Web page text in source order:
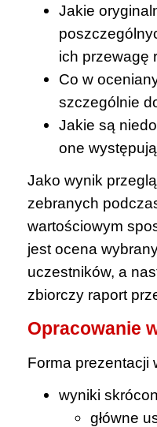
Jakie
ich przewagę
Co w
szczególnie
Jakie są
one
Jako wynik
zebranych
wartościowym
jest ocena
uczestników, a
zbiorczy raport
Opracowanie
Forma prezentacji
wyniki
główne